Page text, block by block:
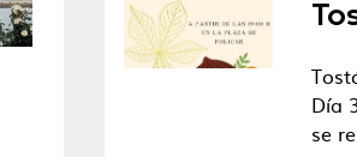
Día
se